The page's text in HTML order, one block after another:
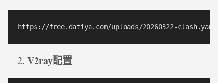
V2ray配置